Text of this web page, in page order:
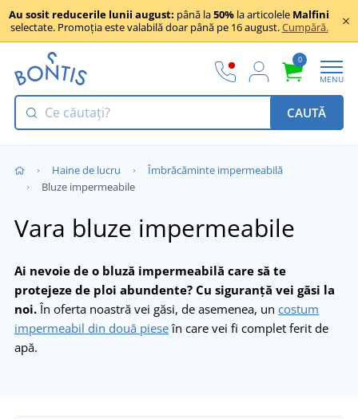
Au sosit reducerile lunii august: până la50% la articolele Malfini
selectate. Promoția este valabilă doar până pe 16 august.Cumpără.
0
MENU
CAUTĂ
Haine de lucru
Îmbrăcăminte impermeabilă
Bluze impermeabile
Vara bluze impermeabile
Ai nevoie de o bluză impermeabilă care să te
protejeze de ploi abundente? Cu siguranță vei găsi la
noi.În oferta noastră vei găsi, de asemenea, un costum
impermeabil din două pieseîn care vei fi complet ferit de
apă.